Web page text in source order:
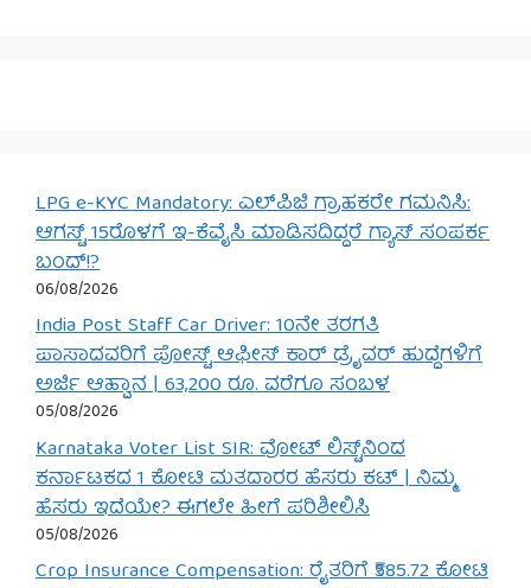
LPG e-KYC Mandatory: ಎಲ್‌ಪಿಜಿ ಗ್ರಾಹಕರೇ ಗಮನಿಸಿ:
ಆಗಸ್ಟ್ 15ರೊಳಗೆ ಇ-ಕೆವೈಸಿ ಮಾಡಿಸದಿದ್ದರೆ ಗ್ಯಾಸ್ ಸಂಪರ್ಕ
ಬಂದ್!?
06/08/2026
India Post Staff Car Driver: 10ನೇ ತರಗತಿ
ಪಾಸಾದವರಿಗೆ ಪೋಸ್ಟ್ ಆಫೀಸ್ ಕಾರ್ ಡ್ರೈವರ್ ಹುದ್ದೆಗಳಿಗೆ
ಅರ್ಜಿ ಆಹ್ವಾನ | 63,200 ರೂ. ವರೆಗೂ ಸಂಬಳ
05/08/2026
Karnataka Voter List SIR: ವೋಟ್ ಲಿಸ್ಟ್‌ನಿಂದ
ಕರ್ನಾಟಕದ 1 ಕೋಟಿ ಮತದಾರರ ಹೆಸರು ಕಟ್ | ನಿಮ್ಮ
ಹೆಸರು ಇದೆಯೇ? ಈಗಲೇ ಹೀಗೆ ಪರಿಶೀಲಿಸಿ
05/08/2026
Crop Insurance Compensation: ರೈತರಿಗೆ ₹585.72 ಕೋಟಿ